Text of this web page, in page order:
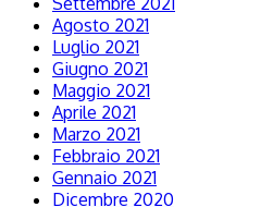
Agosto 2021
Luglio 2021
Giugno 2021
Maggio 2021
Aprile 2021
Marzo 2021
Febbraio 2021
Gennaio 2021
Dicembre 2020